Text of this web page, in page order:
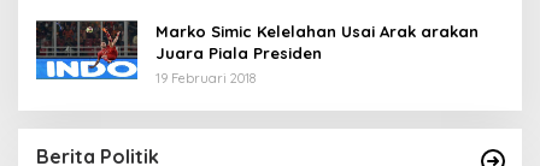
Marko Simic Kelelahan Usai Arak arakan
Juara Piala Presiden
19 Februari 2018
Berita Politik